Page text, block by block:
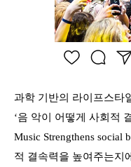
과학 기반의 라이프스타
‘음 악이 어떻게 사회적
Music Strengthens social
적 결속력을 높여주는지